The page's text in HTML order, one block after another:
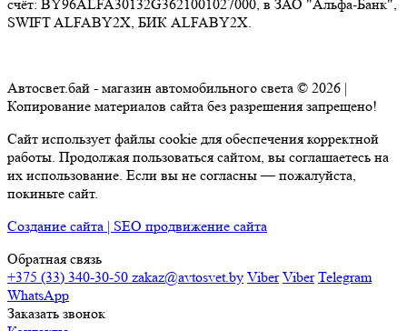
Сайт использует файлы cookie для обеспечения корректной
работы. Продолжая пользоваться сайтом, вы соглашаетесь на их
использование. Если вы не согласны — пожалуйста, покиньте
сайт.
Создание сайта | SEO продвижение сайта
+375 (33) 340-30-50 zakaz@avtosvet.by Viber
WhatsApp
Заказать звонок
Контакты